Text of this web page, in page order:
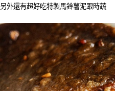
另外還有超好吃特製馬鈴薯泥跟時蔬